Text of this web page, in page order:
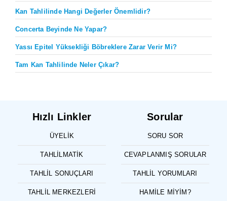
Kan Tahlilinde Hangi Değerler Önemlidir?
Concerta Beyinde Ne Yapar?
Yassı Epitel Yüksekliği Böbreklere Zarar Verir Mi?
Tam Kan Tahlilinde Neler Çıkar?
Hızlı Linkler
ÜYELIK
TAHLILMATIK
TAHLIL SONUÇLARI
TAHLIL MERKEZLERI
Sorular
SORU SOR
CEVAPLANMIŞ SORULAR
TAHLIL YORUMLARI
HAMILE MIYIM?